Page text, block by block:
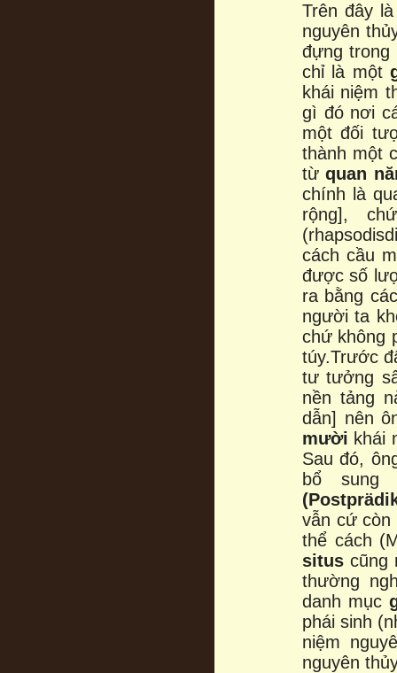
Trên đây
nguyên
đựng trong
chỉ là một
khái niệm
gì đó nơi
một đối
thành một
từquan
chính là
rộng],
cách cầu
được số
ra bằng
người ta
chứ không
túy.Trước
tư tưởng
nền tảng
dẫn] nên
mười khái
Sau đó,
bổ
vẫn cứ còn
thể cách
situs cũng
thường
danh mục
phái sinh
niệm
nguyên